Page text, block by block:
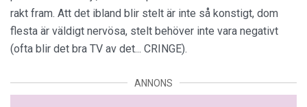
rakt fram. Att det ibland blir stelt är inte så konstigt, dom
flesta är väldigt nervösa, stelt behöver inte vara negativt
(ofta blir det bra TV av det... CRINGE).
ANNONS